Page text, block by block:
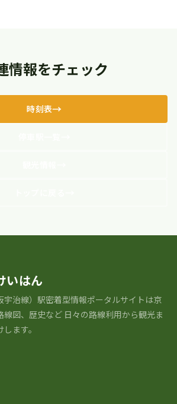
情報をチェック
時刻表
いはん
宇治線）駅密着型情報ポータルサイトは京
線図、歴史など 日々の路線利用から観光ま
ます。